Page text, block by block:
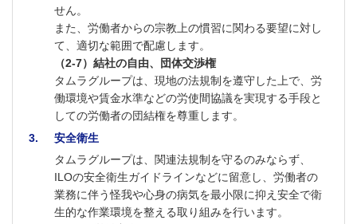
せん。
また、労働者からの宗教上の慣習に関わる要望に対し
て、適切な範囲で配慮します。
（2-7）結社の自由、団体交渉権
タムラグループは、現地の法規制を遵守した上で、労
働環境や賃金水準などの労使間協議を実現する手段と
しての労働者の団結権を尊重します。
3
安全衛生
タムラグループは、関連法規制を守るのみならず、
ILOの安全衛生ガイドラインなどに留意し、労働者の
業務に伴う怪我や心身の病気を最小限に抑え安全で衛
生的な作業環境を整える取り組みを行います。